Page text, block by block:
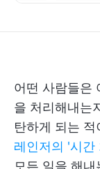
어떤 사람들은
을 처리해내는
탄하게 되는 적
레인저의 '시간
모든 일을 해